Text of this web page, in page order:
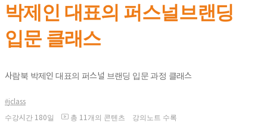
박제인 대표의 퍼스널브랜딩
입문 클래스
사람북 박제인 대표의 퍼스널 브랜딩 입문 과정 클래스
jclass
수강시간 180일 총 11개의 콘텐츠 강의노트 수록